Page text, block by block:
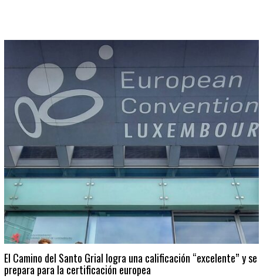
El Camino del Santo Grial logra una calificación “excelente” y se
prepara para la certificación europea